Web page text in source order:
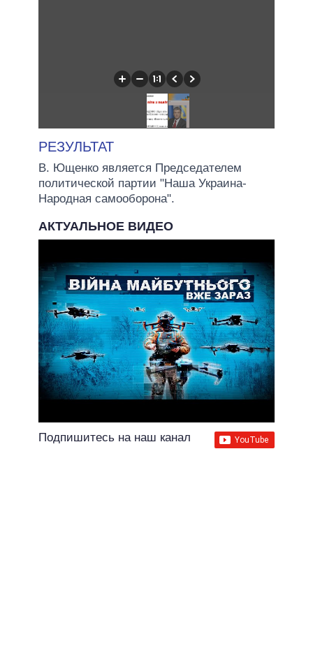
РЕЗУЛЬТАТ
В. Ющенко является Председателем
политической партии "Наша Украина-
Народная самооборона".
АКТУАЛЬНОЕ ВИДЕО
Подпишитесь на наш канал